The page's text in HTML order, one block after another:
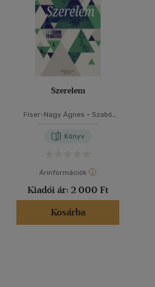
Szerelem
Fiser-Nagy Ágnes - Szabó
Könyv
Árinformációk
Kiadói ár: 2 000 Ft
Kosárba